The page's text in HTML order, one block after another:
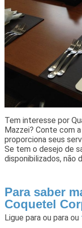
Tem interesse por
Mazzei? Conte com
proporciona seus
Se tem o desejo de
disponibilizados, não
Para saber
Coquetel
Ligue para ou para ou